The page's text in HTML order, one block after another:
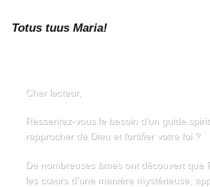
Totus tuus Maria!
Cher lecteur,
Ressentez-vous le besoin d’un guide
rapprocher de Dieu et fortifier votre foi ?
De nombreuses âmes ont découvert que
les cœurs d’une manière mystérieuse,